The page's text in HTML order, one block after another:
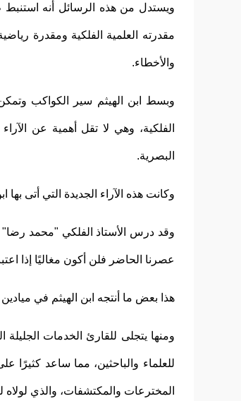
ويستدل من هذه الرسائل أنه
مقدرته العلمية الفلكية ومقدرة
والأخطاء.
وبسط ابن الهيثم سير الكواكب
الفلكية، وهي لا تقل أهمية عن
البصرية.
وكانت هذه الآراء الجديدة التي أتى
وقد درس الأستاذ الفلكي "محمد رضا"
عصرنا الحاضر فلن أكون مغاليًا إذا
هذا بعض ما أنتجه ابن الهيثم في ميادين
ومنها يتجلى للقارئ الخدمات الجليلة
للعلماء والباحثين، مما ساعد
المخترعات والمكتشفات، والذي